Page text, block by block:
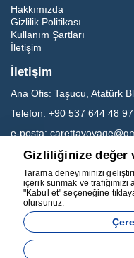
Hakkımızda
Gizlilik Politikası
Kullanım Şartları
İletişim
İletişim
Ana Ofis: Taşucu, Atatürk
Telefon: +90 537 644 48 97
e-posta:
Sosyal Medya
Gizliliğinize değer
Tarama deneyiminizi
içerik sunmak ve trafiğimizi
"Kabul et" seçeneğine
olursunuz.